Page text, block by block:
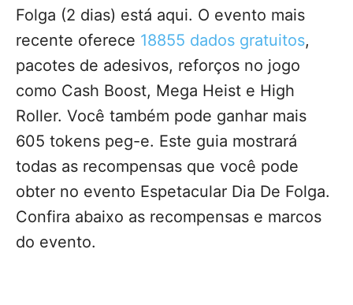
Folga (2 dias) está aqui. O evento mais
recente oferece 18855 dados gratuitos,
pacotes de adesivos, reforços no jogo
como Cash Boost, Mega Heist e High
Roller. Você também pode ganhar mais
605 tokens peg-e. Este guia mostrará
todas as recompensas que você pode
obter no evento Espetacular Dia De Folga.
Confira abaixo as recompensas e marcos
do evento.